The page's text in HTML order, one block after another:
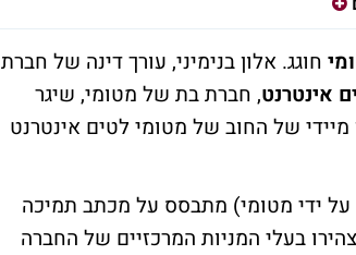
חוגג. אלון בנימיני, עורך דינה של חברת
, חברת בת של מטומי, שיגר
של החוב של מטומי לטים אינטרנט
על ידי מטומי) מתבסס על מכתב תמיכה
שבו הצהירו בעלי המניות המרכזיים של החברה